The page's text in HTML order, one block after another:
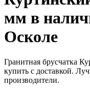
мм в
Осколе
Гранитная брусчатка
купить с доставкой.
производители.